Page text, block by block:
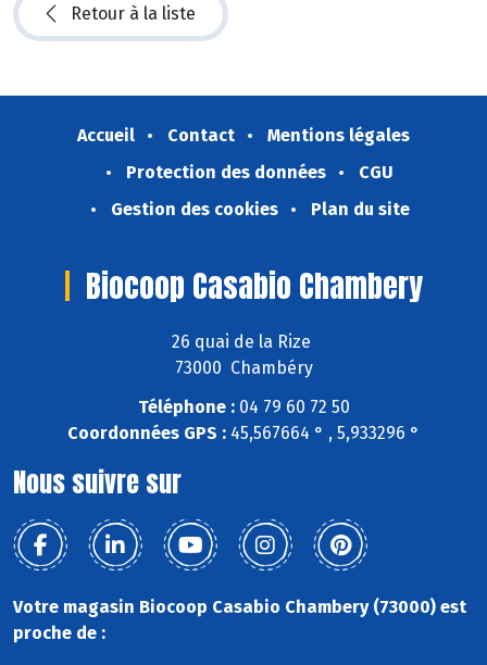
Retour à la liste
Accueil Contact
Mentions légales
Protection des données
CGU
Gestion des cookies
Plan du site
Biocoop Casabio Chambery
26 quai de la Rize
73000 Chambéry
Téléphone :04 79 60 72 50
Coordonnées GPS : 45,567664 ° , 5,933296 °
Nous suivre sur
Votre magasin Biocoop Casabio Chambery (73000) est
proche de :